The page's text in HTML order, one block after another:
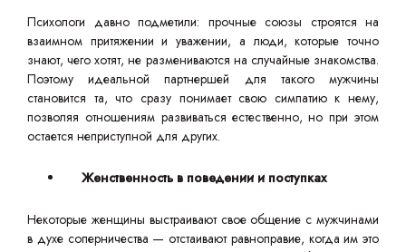
Психологи давно подметили: прочные союзы строятся на
взаимном притяжении и уважении, а люди, которые точно
знают, чего хотят, не размениваются на случайные знакомства.
Поэтому идеальной партнершей для такого мужчины
становится та, что сразу понимает свою симпатию к нему,
позволяя отношениям развиваться естественно, но при этом
остается неприступной для других.
Женственность в поведении и поступках
Некоторые женщины выстраивают свое общение с мужчинами
в духе соперничества — отстаивают равноправие, когда им это